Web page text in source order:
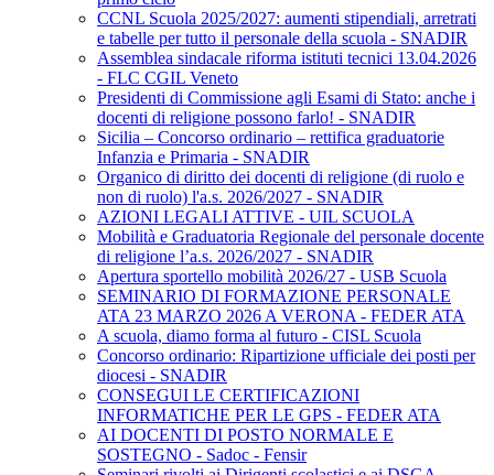
CCNL Scuola 2025/2027: aumenti stipendiali, arretrati
e tabelle per tutto il personale della scuola - SNADIR
Assemblea sindacale riforma istituti tecnici 13.04.2026
- FLC CGIL Veneto
Presidenti di Commissione agli Esami di Stato: anche i
docenti di religione possono farlo! - SNADIR
Sicilia – Concorso ordinario – rettifica graduatorie
Infanzia e Primaria - SNADIR
Organico di diritto dei docenti di religione (di ruolo e
non di ruolo) l'a.s. 2026/2027 - SNADIR
AZIONI LEGALI ATTIVE - UIL SCUOLA
Mobilità e Graduatoria Regionale del personale docente
di religione l’a.s. 2026/2027 - SNADIR
Apertura sportello mobilità 2026/27 - USB Scuola
SEMINARIO DI FORMAZIONE PERSONALE
ATA 23 MARZO 2026 A VERONA - FEDER ATA
A scuola, diamo forma al futuro - CISL Scuola
Concorso ordinario: Ripartizione ufficiale dei posti per
diocesi - SNADIR
CONSEGUI LE CERTIFICAZIONI
INFORMATICHE PER LE GPS - FEDER ATA
AI DOCENTI DI POSTO NORMALE E
SOSTEGNO - Sadoc - Fensir